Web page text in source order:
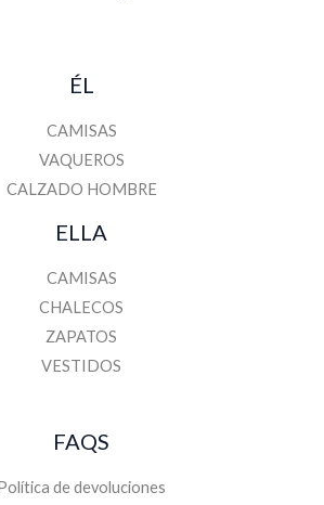
ÉL
CAMISAS
VAQUEROS
CALZADO HOMBRE
ELLA
CAMISAS
CHALECOS
ZAPATOS
VESTIDOS
FAQS
de devoluciones